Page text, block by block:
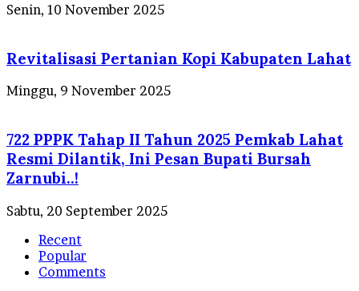
Senin, 10 November 2025
Revitalisasi Pertanian Kopi Kabupaten Lahat
Minggu, 9 November 2025
722 PPPK Tahap II Tahun 2025 Pemkab Lahat
Resmi Dilantik, Ini Pesan Bupati Bursah
Zarnubi..!
Sabtu, 20 September 2025
Recent
Popular
Comments